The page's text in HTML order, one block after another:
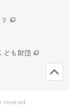
ども財団
reserved.